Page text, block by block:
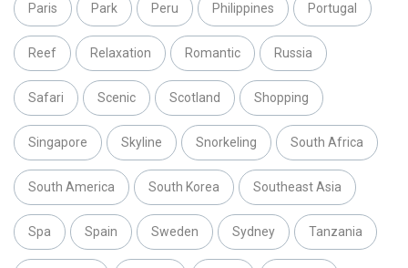
Paris Park Peru Philippines Portugal
Reef Relaxation Romantic Russia
Safari Scenic Scotland Shopping
Singapore Skyline Snorkeling South Africa
South America South Korea Southeast Asia
Spa Spain Sweden Sydney Tanzania